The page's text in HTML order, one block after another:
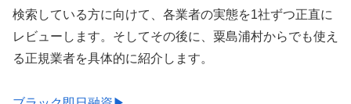
検索している方に向けて、各業者の実態を1社ずつ正直に
レビューします。そしてその後に、粟島浦村からでも使え
る正規業者を具体的に紹介します。